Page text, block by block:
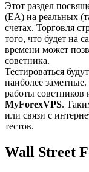
Этот раздел
(ЕА) на реальных
счетах. Торговля
того, что будет на
времени может
советника.
Тестироваться
наиболее
работы советников
MyForexVPS.
или связи с
тестов.
Wall Street